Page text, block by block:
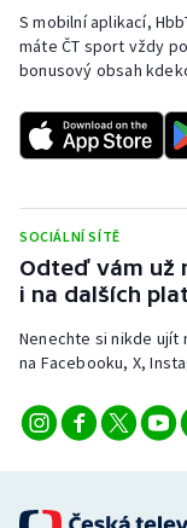
S mobilní aplikací,
máte ČT sport vždy
bonusový obsah
SOCIÁLNÍ SÍTĚ
Odteď vám už
i na dalších
Nenechte si nikde ujít
na Facebooku, X,